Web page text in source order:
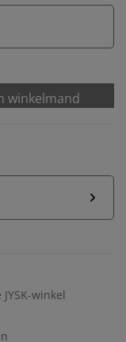
winkelmand
winkel
bieden